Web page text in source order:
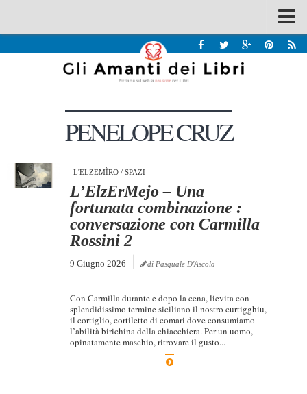
Recensioni
Interviste & Incontri
Chi siamo
Dicono di Noi
Rassegna Stampa
PENELOPE CRUZ
L'ELZEMÌRO/ SPAZI
L’ElzErMejo – Una
fortunata combinazione :
conversazione con Carmilla
Rossini 2
9 Giugno 2026 di Pasquale D'Ascola
Con Carmilla durante e dopo la cena, lievita con
splendidissimo termine siciliano il nostro curtigghiu,
il cortiglio, cortiletto di comari dove consumiamo
l’abilità birichina della chiacchiera. Per un uomo,
opinatamente maschio, ritrovare il gusto...